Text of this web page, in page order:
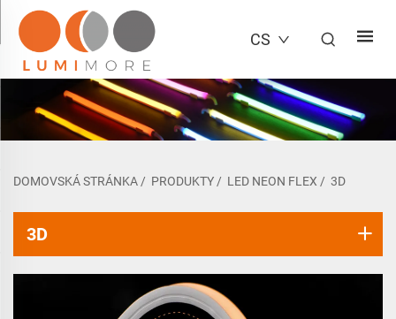
CS
DOMOVSKÁ STRÁNKA / PRODUKTY / LED NEON FLEX / 3D
3D